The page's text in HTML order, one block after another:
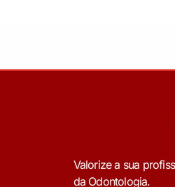
Valorize a sua
da Odontologia.